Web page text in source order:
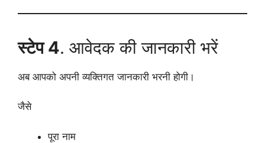
स्टेप 4. आवेदक की जानकारी भरें
अब आपको अपनी व्यक्तिगत जानकारी भरनी होगी।
जैसे
पूरा नाम